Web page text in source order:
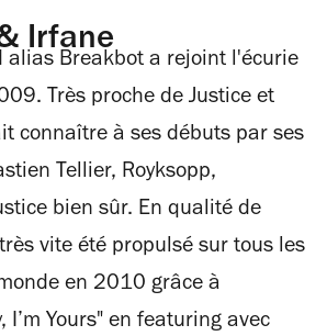
Irfane
alias Breakbot a rejoint l'écurie
Très proche de Justice et
connaître à ses débuts par ses
Tellier, Royksopp,
bien sûr. En qualité de
vite été propulsé sur tous les
en 2010 grâce à
I’m Yours" en featuring avec